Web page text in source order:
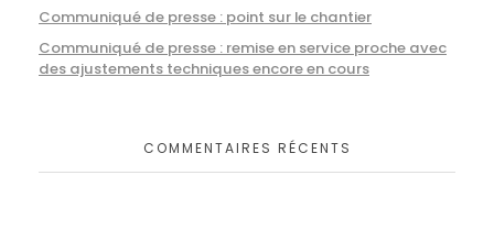
Communiqué de presse : point sur le chantier
Communiqué de presse : remise en service proche avec
des ajustements techniques encore en cours
COMMENTAIRES RÉCENTS